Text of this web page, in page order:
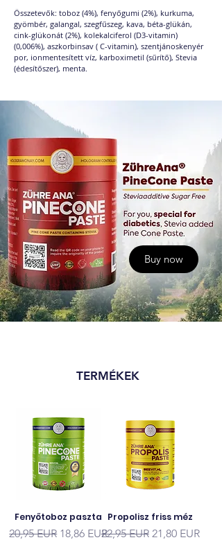
Buy now
Összetevők: toboz (4%), fenyőgumi (2%), kurkuma,
gyömbér, galangal, szegfűszeg, kava, béta-glükán,
cink-glükonát (2%), kolekalciferol (D3-vitamin)
(0,006%), aszkorbinsav ( C-vitamin), szentjánoskenyér
por, ionmentesített víz, karboximetil (sűrítő), Stevia
(édesítőszer), menta.
TERMÉKEK
Fenyőtoboz paszta
Szokásos ár
20,95 EUR Akciós ár
18,86 EUR
Propolisz friss méz
Szokásos ár
22,95 EUR Akciós ár
21,80 EUR